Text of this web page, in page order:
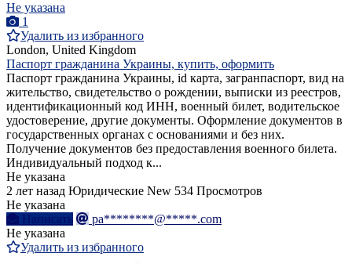
Не указана
1
Удалить из избранного
London, United Kingdom
Паспорт гражданина Украины, купить, оформить
Паспорт гражданина Украины, id карта, загранпаспорт, вид на
жительство, свидетельство о рождении, выписки из реестров,
идентификационный код ИНН, военный билет, водительское
удостоверение, другие документы. Оформление документов в
государственных органах с основаниями и без них.
Получение документов без предоставления военного билета.
Индивидуальный подход к...
Не указана
2 лет назад Юридические New 534 Просмотров
Не указана
Написать
pa********@*****.com
Не указана
Удалить из избранного